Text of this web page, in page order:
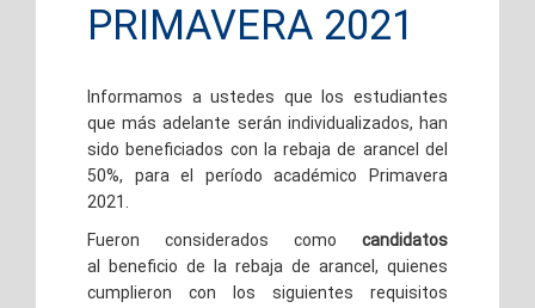
PRIMAVERA 2021
Informamos a ustedes que los estudiantes
que más adelante serán individualizados, han
sido beneficiados con la rebaja de arancel del
50%, para el período académico Primavera
2021.
Fueron considerados como candidatos
al beneficio de la rebaja de arancel, quienes
cumplieron con los siguientes requisitos